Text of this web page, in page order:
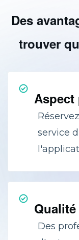
Des
trouver
Aspect
service
Qualité
Des